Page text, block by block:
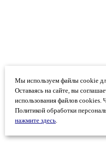
Мы используем файлы cookie
Оставаясь на сайте, вы
использования файлов cookies.
Политикой обработки
нажмите здесь.